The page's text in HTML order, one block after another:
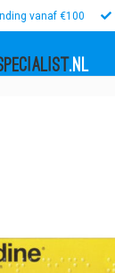
vanaf €100
.NL